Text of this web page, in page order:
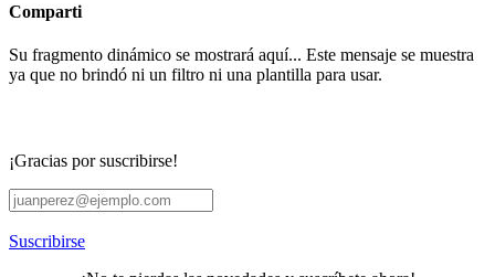
Comparti
Su fragmento dinámico se mostrará aquí... Este mensaje se muestra
ya que no brindó ni un filtro ni una plantilla para usar.
¡Gracias por suscribirse!
Suscribirse